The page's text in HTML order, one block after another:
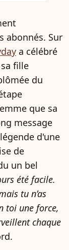
abonnés. Sur
a célébré
fille
du
que sa
message
d'une
de
un bel
été facile.
tu n’as
toi une force,
chaque